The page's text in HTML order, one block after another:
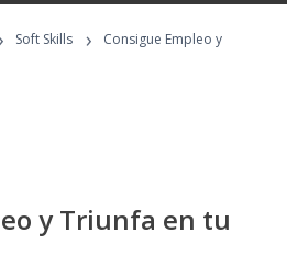
Programs
Soft Skills ›
Consigue Empleo y
y Triunfa en tu